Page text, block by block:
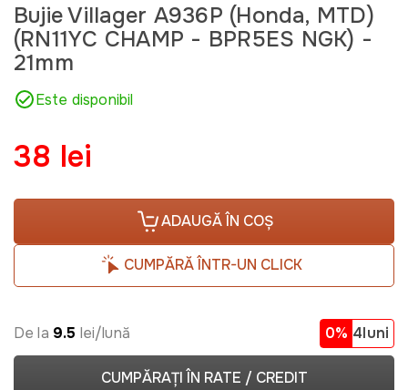
Bujie Villager A936P (Honda, MTD)
(RN11YC CHAMP - BPR5ES NGK) -
21mm
Este disponibil
38 lei
ADAUGĂ ÎN COȘ
CUMPĂRĂ ÎNTR-UN CLICK
De la 9.5 lei/lună 0% 4luni
CUMPĂRAȚI ÎN RATE / CREDIT